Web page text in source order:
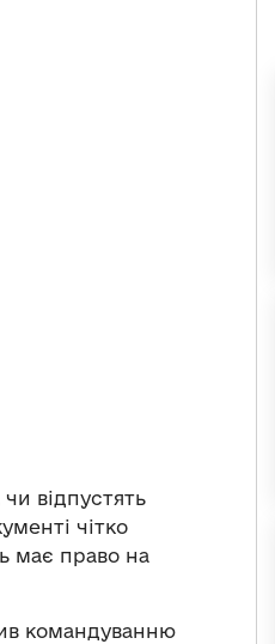
відпустять
чітко
має право на
командуванню